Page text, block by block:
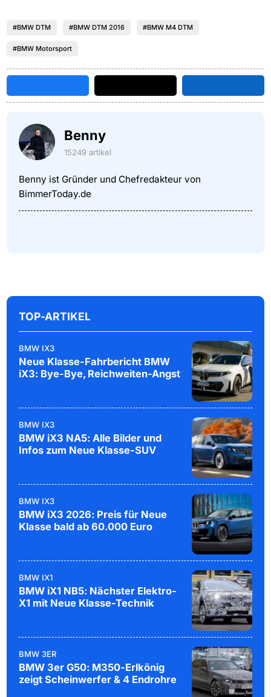
#BMW DTM #BMW DTM 2016 #BMW M4 DTM
#BMW Motorsport
Benny
15249 artikel
Benny ist Gründer und Chefredakteur von
BimmerToday.de
TOP-ARTIKEL
BMW IX3
Neue Klasse-Fahrbericht BMW
iX3: Bye-Bye, Reichweiten-Angst
BMW IX3
BMW iX3 NA5: Alle Bilder und
Infos zum Neue Klasse-SUV
BMW IX3
BMW iX3 2026: Preis für Neue
Klasse bald ab 60.000 Euro
BMW IX1
BMW iX1 NB5: Nächster Elektro-
X1 mit Neue Klasse-Technik
BMW 3ER
BMW 3er G50: M350-Erlkönig
zeigt Scheinwerfer & 4 Endrohre